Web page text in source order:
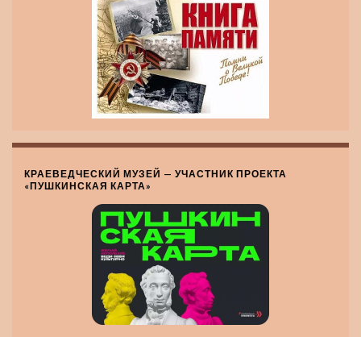
КРАЕВЕДЧЕСКИЙ МУЗЕЙ — УЧАСТНИК ПРОЕКТА
«ПУШКИНСКАЯ КАРТА»